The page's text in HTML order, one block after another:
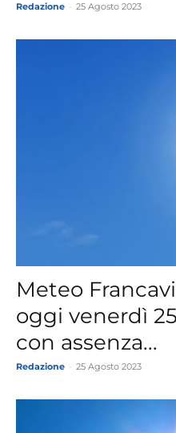
Redazione 25 Agosto 2023
Meteo
oggi venerdì
con assenza...
Redazione 25 Agosto 2023